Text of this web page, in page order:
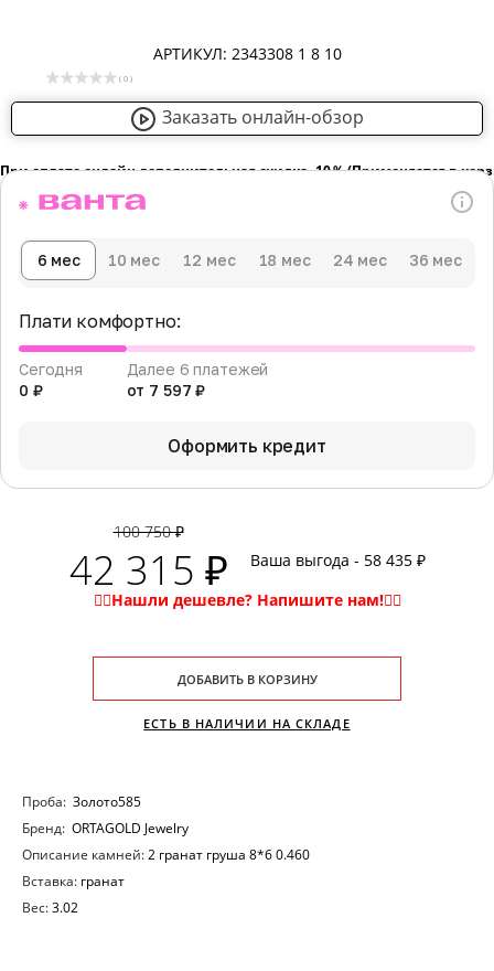
АРТИКУЛ: 2343308 1 8 10
( 0 )
Заказать онлайн-обзор
При оплате онлайн дополнительная скидка -10％ (Применяется в
100 750 ₽
42 315 ₽ Ваша выгода - 58 435 ₽
6 мес 10 мес 12 мес 18 мес 24 мес 36 мес
Плати комфортно:
Сегодня
0 ₽
Далее 6 платежей
от 7 597 ₽
Оформить кредит
ДОБАВИТЬ В КОРЗИНУ
ЕСТЬ В НАЛИЧИИ НА СКЛАДЕ
Проба: Золото585
Бренд: ORTAGOLD Jewelry
Описание камней:2 гранат груша 8*6 0.460
Вставка: гранат
Вес:3.02